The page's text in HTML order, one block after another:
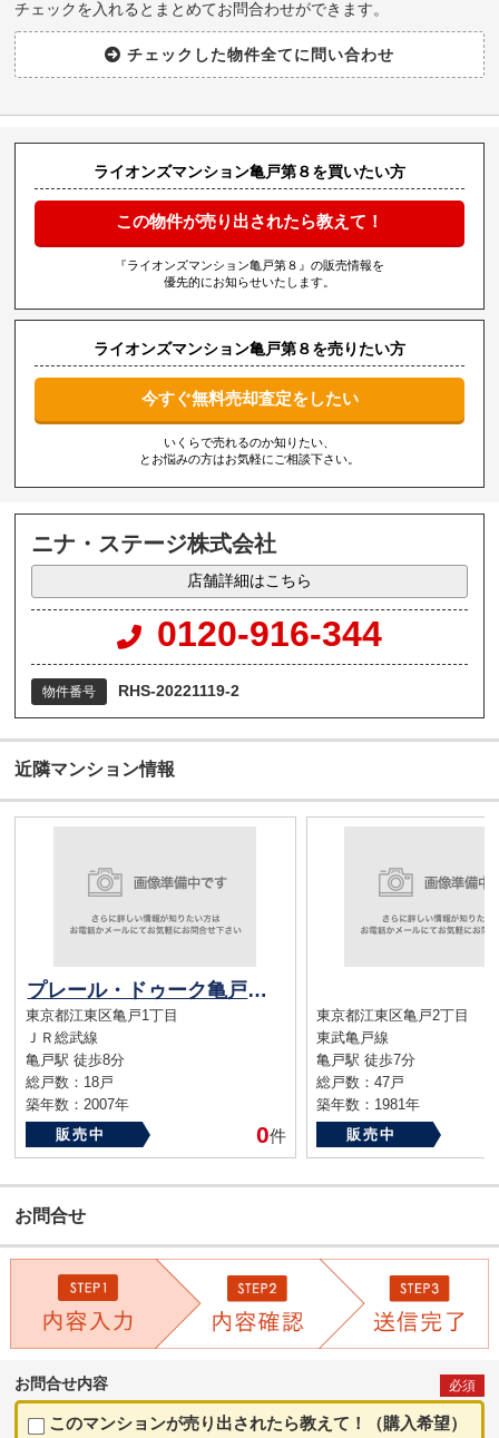
チェックを入れるとまとめてお問合わせができます。
ライオンズマンション亀戸第８を買いたい方
この物件が売り出されたら教えて！
『ライオンズマンション亀戸第８』の販売情報を
優先的にお知らせいたします。
ライオンズマンション亀戸第８を売りたい方
今すぐ無料売却査定をしたい
いくらで売れるのか知りたい、
とお悩みの方はお気軽にご相談下さい。
ニナ・ステージ株式会社
店舗詳細はこちら
0120-916-344
物件番号 RHS-20221119-2
近隣マンション情報
プレール・ドゥーク亀戸ＩＩ
東京都江東区亀戸1丁目
ＪＲ総武線
亀戸駅 徒歩8分
総戸数：18戸
築年数：2007年
販売中
0件
東京都江東区亀戸2丁目
東武亀戸線
亀戸駅 徒歩7分
総戸数：47戸
築年数：1981年
販売中
お問合せ
お問合せ内容 必須
このマンションが売り出されたら教えて！（購入希望）